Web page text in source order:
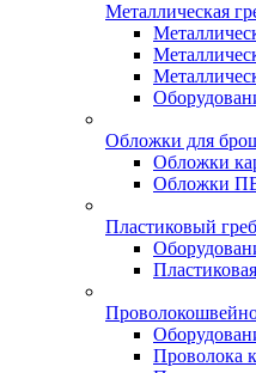
Металлическая
Обложки для
Обложки
Обложки
Пластиковый
Проволока